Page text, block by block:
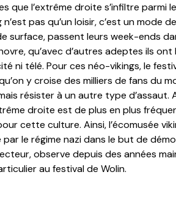
que l’extrême droite s’infiltre
pas qu’un loisir, c’est un mode
surface, passent leurs week-ends
qu’avec d’autres adeptes ils
ni télé. Pour ces néo-vikings, le
y croise des milliers de fans du
résister à un autre type d’assaut.
droite est de plus en plus
cette culture. Ainsi, l’écomusée
par le régime nazi dans le but de
observe depuis des années
au festival de Wolin.